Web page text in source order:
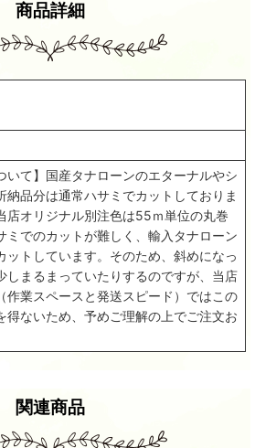
商品詳細
いて】国産タナローンのエターナルやシ
納品分は通常ハサミでカットしておりま
店オリジナル別注色は55ｍ単位の丸巻
ミでのカットが難しく、輸入タナローン
ットしています。そのため、斜めになっ
しまるまっていたりするのですが、当店
作業スペースと発送スピード）ではこの
得ないため、予めご理解の上でご注文お
関連商品